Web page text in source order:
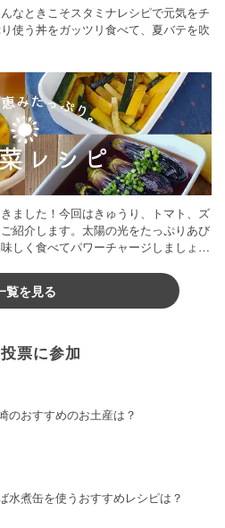
なときこそスタミナレシピで元気をチ
使う丼をガッツリ食べて、夏バテを吹
ました！今回はきゅうり、トマト、ズ
紹介します。太陽の光をたっぷりあび
しく食べてパワーチャージしましょう
覧を見る
票に参加
のおすすめのお土産は？
水煮缶を使うおすすめレシピは？